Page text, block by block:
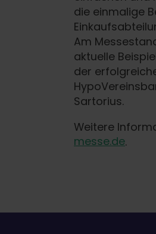
die einmalige
Am
aktuelle
der
Sartorius.
Weitere
messe.de.